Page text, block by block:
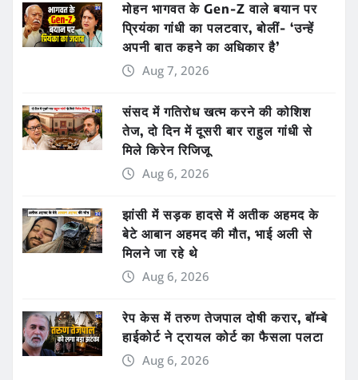
मोहन भागवत के Gen-Z वाले बयान पर
प्रियंका गांधी का पलटवार, बोलीं- ‘उन्हें
अपनी बात कहने का अधिकार है’
Aug 7, 2026
संसद में गतिरोध खत्म करने की कोशिश
तेज, दो दिन में दूसरी बार राहुल गांधी से
मिले किरेन रिजिजू
Aug 6, 2026
झांसी में सड़क हादसे में अतीक अहमद के
बेटे आबान अहमद की मौत, भाई अली से
मिलने जा रहे थे
Aug 6, 2026
रेप केस में तरुण तेजपाल दोषी करार, बॉम्बे
हाईकोर्ट ने ट्रायल कोर्ट का फैसला पलटा
Aug 6, 2026